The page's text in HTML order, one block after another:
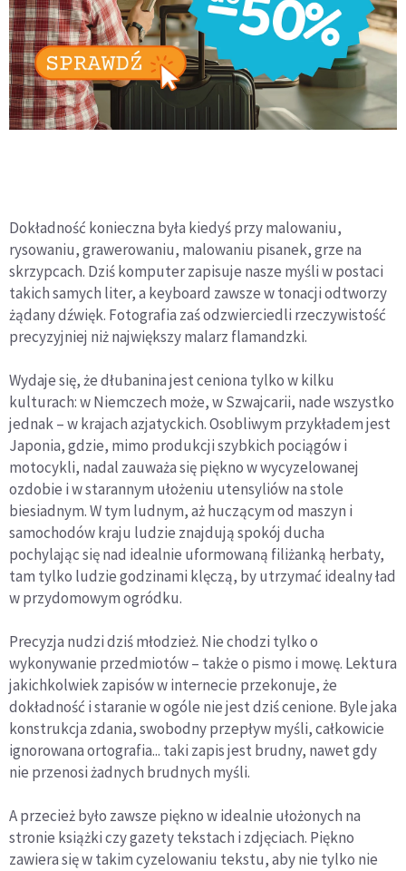
Dokładność konieczna była kiedyś przy malowaniu,
rysowaniu, grawerowaniu, malowaniu pisanek, grze na
skrzypcach. Dziś komputer zapisuje nasze myśli w postaci
takich samych liter, a keyboard zawsze w tonacji odtworzy
żądany dźwięk. Fotografia zaś odzwierciedli rzeczywistość
precyzyjniej niż największy malarz flamandzki.
Wydaje się, że dłubanina jest ceniona tylko w kilku
kulturach: w Niemczech może, w Szwajcarii, nade wszystko
jednak – w krajach azjatyckich. Osobliwym przykładem jest
Japonia, gdzie, mimo produkcji szybkich pociągów i
motocykli, nadal zauważa się piękno w wycyzelowanej
ozdobie i w starannym ułożeniu utensyliów na stole
biesiadnym. W tym ludnym, aż huczącym od maszyn i
samochodów kraju ludzie znajdują spokój ducha
pochylając się nad idealnie uformowaną filiżanką herbaty,
tam tylko ludzie godzinami klęczą, by utrzymać idealny ład
w przydomowym ogródku.
Precyzja nudzi dziś młodzież. Nie chodzi tylko o
wykonywanie przedmiotów – także o pismo i mowę. Lektura
jakichkolwiek zapisów w internecie przekonuje, że
dokładność i staranie w ogóle nie jest dziś cenione. Byle jaka
konstrukcja zdania, swobodny przepływ myśli, całkowicie
ignorowana ortografia... taki zapis jest brudny, nawet gdy
nie przenosi żadnych brudnych myśli.
A przecież było zawsze piękno w idealnie ułożonych na
stronie książki czy gazety tekstach i zdjęciach. Piękno
zawiera się w takim cyzelowaniu tekstu, aby nie tylko nie